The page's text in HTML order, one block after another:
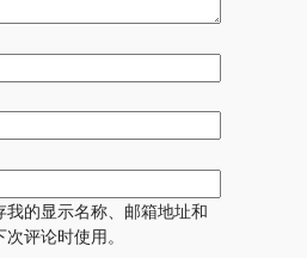
的显示名称、邮箱地址和
评论时使用。